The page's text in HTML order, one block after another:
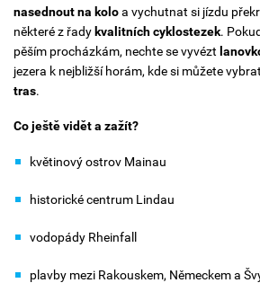
nasednout na koloa vychutnat si jízdu
některé z řady kvalitních cyklostezek.
pěším procházkám, nechte se vyvézt
jezera k nejbližší horám, kde si můžete
tras.
Co ještě vidět a zažít?
květinový ostrov Mainau
historické centrum Lindau
vodopády Rheinfall
plavby mezi Rakouskem, Německem a